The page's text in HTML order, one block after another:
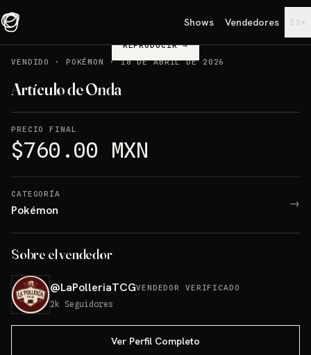
Shows Vendedores ES ▾
REPRODUCIR→
VENDIDO
· POKÉMON ·18 DE ABRIL DE 2026
Artículo de Onda
PRECIO FINAL
$760.00 MXN
CATEGORÍA
Pokémon →
Sobre el vendedor
@LaPolleriaTCGVENDEDOR VERIFICADO
2k Seguidores
Ver Perfil Completo